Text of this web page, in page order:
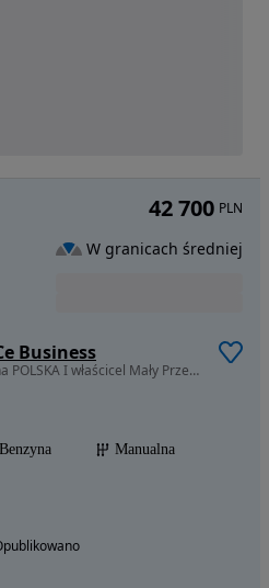
Business
1598 cm3 • 115 KM • 1,6 benzyna POLSKA I właścicel Mały Przebieg 90 tyś
Benzyna
Manualna
42 700 PLN
W granicach średniej